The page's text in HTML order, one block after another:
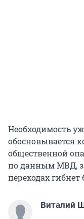
Необходимость
обосновывается
общественной
по данным МВД,
переходах гибнет
Виталий